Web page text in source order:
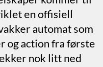
en offisiell
automat som
og action fra første
nok litt ned